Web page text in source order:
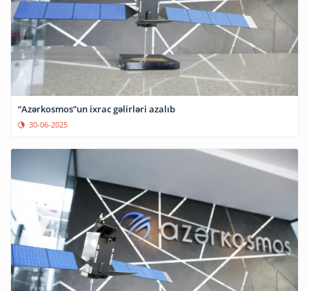
“Azərkosmos”un ixrac gəlirləri azalıb
30-06-2025